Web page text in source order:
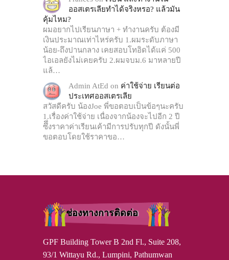
ออสเตรเลียทำได้จริงหรอ? แล้วมัน
คุ้มไหม?
ผมอยากไปเรียนภาษา + ทำงานครับ ต้องมี
เงินประมาณเท่าไหร่ครับ 1.ผมระดับภาษา
น้อย-ถึงปานกลาง เคยสอบโทอิดได้แค่ 500
ไอเอลยังไม่เคยครับ 2.ผมจบม.6 มาหลายปี
แล้…
Admin AtEd on ค่าใช้จ่าย เรียนต่อ
ประเทศออสเตรเลีย
สวัสดีครับ น้องJoe พี่ขอตอบเป็นข้อๆนะครับ
1.เรื่องค่าใช้จ่าย เนื่องจากน้องจะไปอีก 2 ปี
ซึึ่งราคาค่าเรียนเค้ามีการปรับทุกปี ดังนั้นพี่
ขอตอบโดยใช้ราคาขอ…
ช่องทางการติดต่อ
GPF Building Tower B 2nd Fl., Suite 208,
93/1 Wittayu Rd., Lumpini, Pathumwan